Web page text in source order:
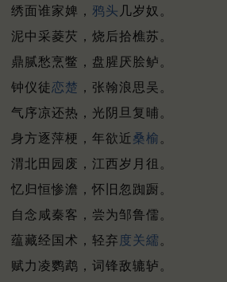
绣面谁家婢， 鸦头 几岁奴。
泥中采菱芡，烧后拾樵苏。
鼎腻愁烹鳖，盘腥厌脍鲈。
钟仪徒恋楚 ，张翰浪思吴。
气序凉还热，光阴旦复晡。
身方逐萍梗，年欲近桑榆 。
渭北田园废，江西岁月徂。
忆归恒惨澹，怀旧忽踟蹰。
自念咸秦客，尝为邹鲁儒。
蕴藏经国术，轻弃 度关繻 。
赋力凌鹦鹉，词锋敌辘轳。